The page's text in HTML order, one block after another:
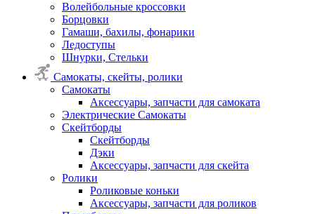
Волейбольные кроссовки
Борцовки
Гамаши, бахилы, фонарики
Ледоступы
Шнурки, Стельки
Самокаты, скейты, ролики
Самокаты
Аксессуары, запчасти для самоката
Электрические Самокаты
Скейтборды
Скейтборды
Дэки
Аксессуары, запчасти для скейта
Ролики
Роликовые коньки
Аксессуары, запчасти для роликов